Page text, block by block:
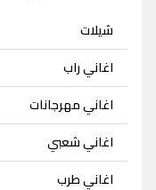
شيلات
اغاني راب
اغاني مهرجانات
اغاني شعبي
اغاني طرب